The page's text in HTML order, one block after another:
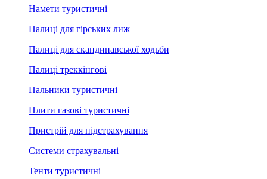
Намети туристичні
Палиці для гірських лиж
Палиці для скандинавської ходьби
Палиці треккінгові
Пальники туристичні
Плити газові туристичні
Пристрій для підстрахування
Системи страхувальні
Тенти туристичні